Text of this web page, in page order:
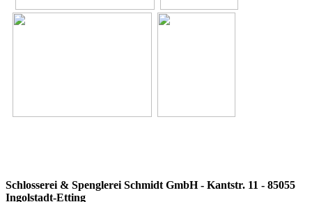
Schlosserei & Spenglerei Schmidt GmbH - Kantstr. 11 - 85055
Ingolstadt-Etting